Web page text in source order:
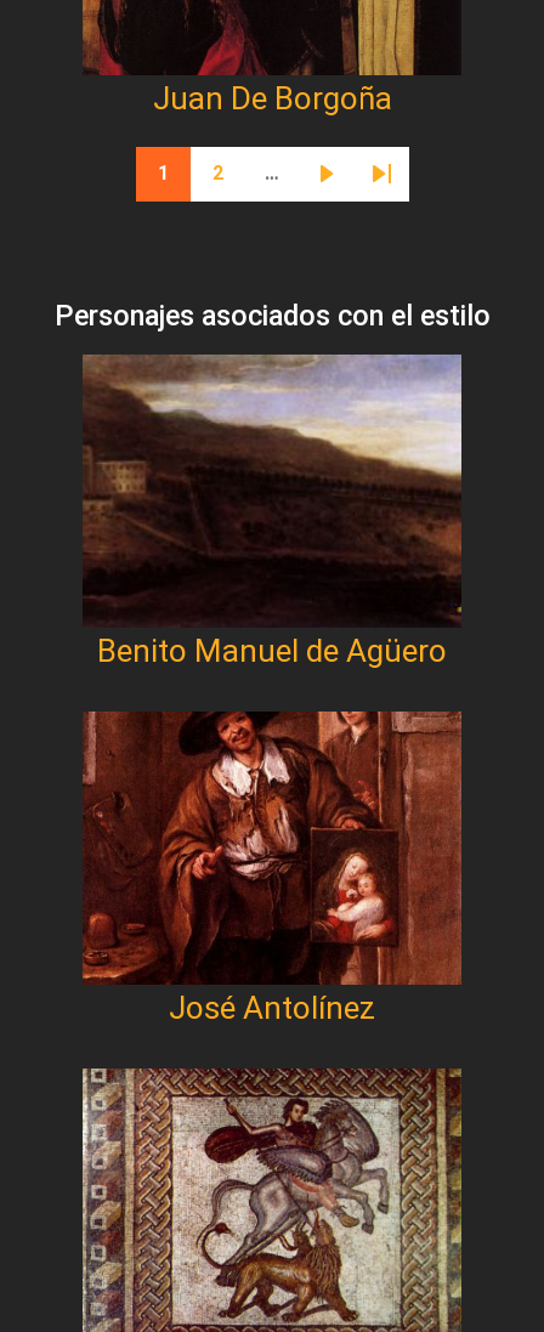
Juan De Borgoña
Paginación
Página actual
1
Página
2 …
Siguiente página
Última página
Personajes asociados con el estilo
Benito Manuel de Agüero
José Antolínez